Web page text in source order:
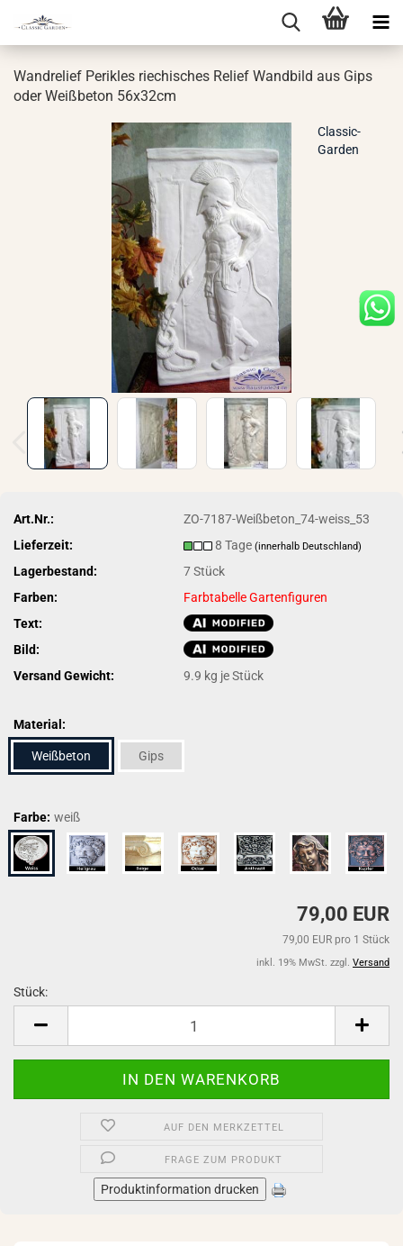
Wand­re­li­ef Pe­ri­kles rie­chi­sches Re­li­ef Wand­bild aus Gips
oder Weiß­be­ton 56x32cm
Classic-
Garden
Art.Nr.:
ZO-7187-Weißbeton_74-weiss_53
Lieferzeit:
8 Tage(innerhalb Deutschland)
Lagerbestand: 7Stück
Farben:
Farbtabelle Gartenfiguren
Text:
Bild:
Versand Gewicht:
9.9 kg je Stück
Material:
Weißbeton Gips
Farbe: weiß
79,00 EUR
79,00 EUR pro 1 Stück
inkl. 19% MwSt. zzgl. Versand
Stück:
AUF DEN MERKZETTEL
FRAGE ZUM PRODUKT
Produktinformation drucken